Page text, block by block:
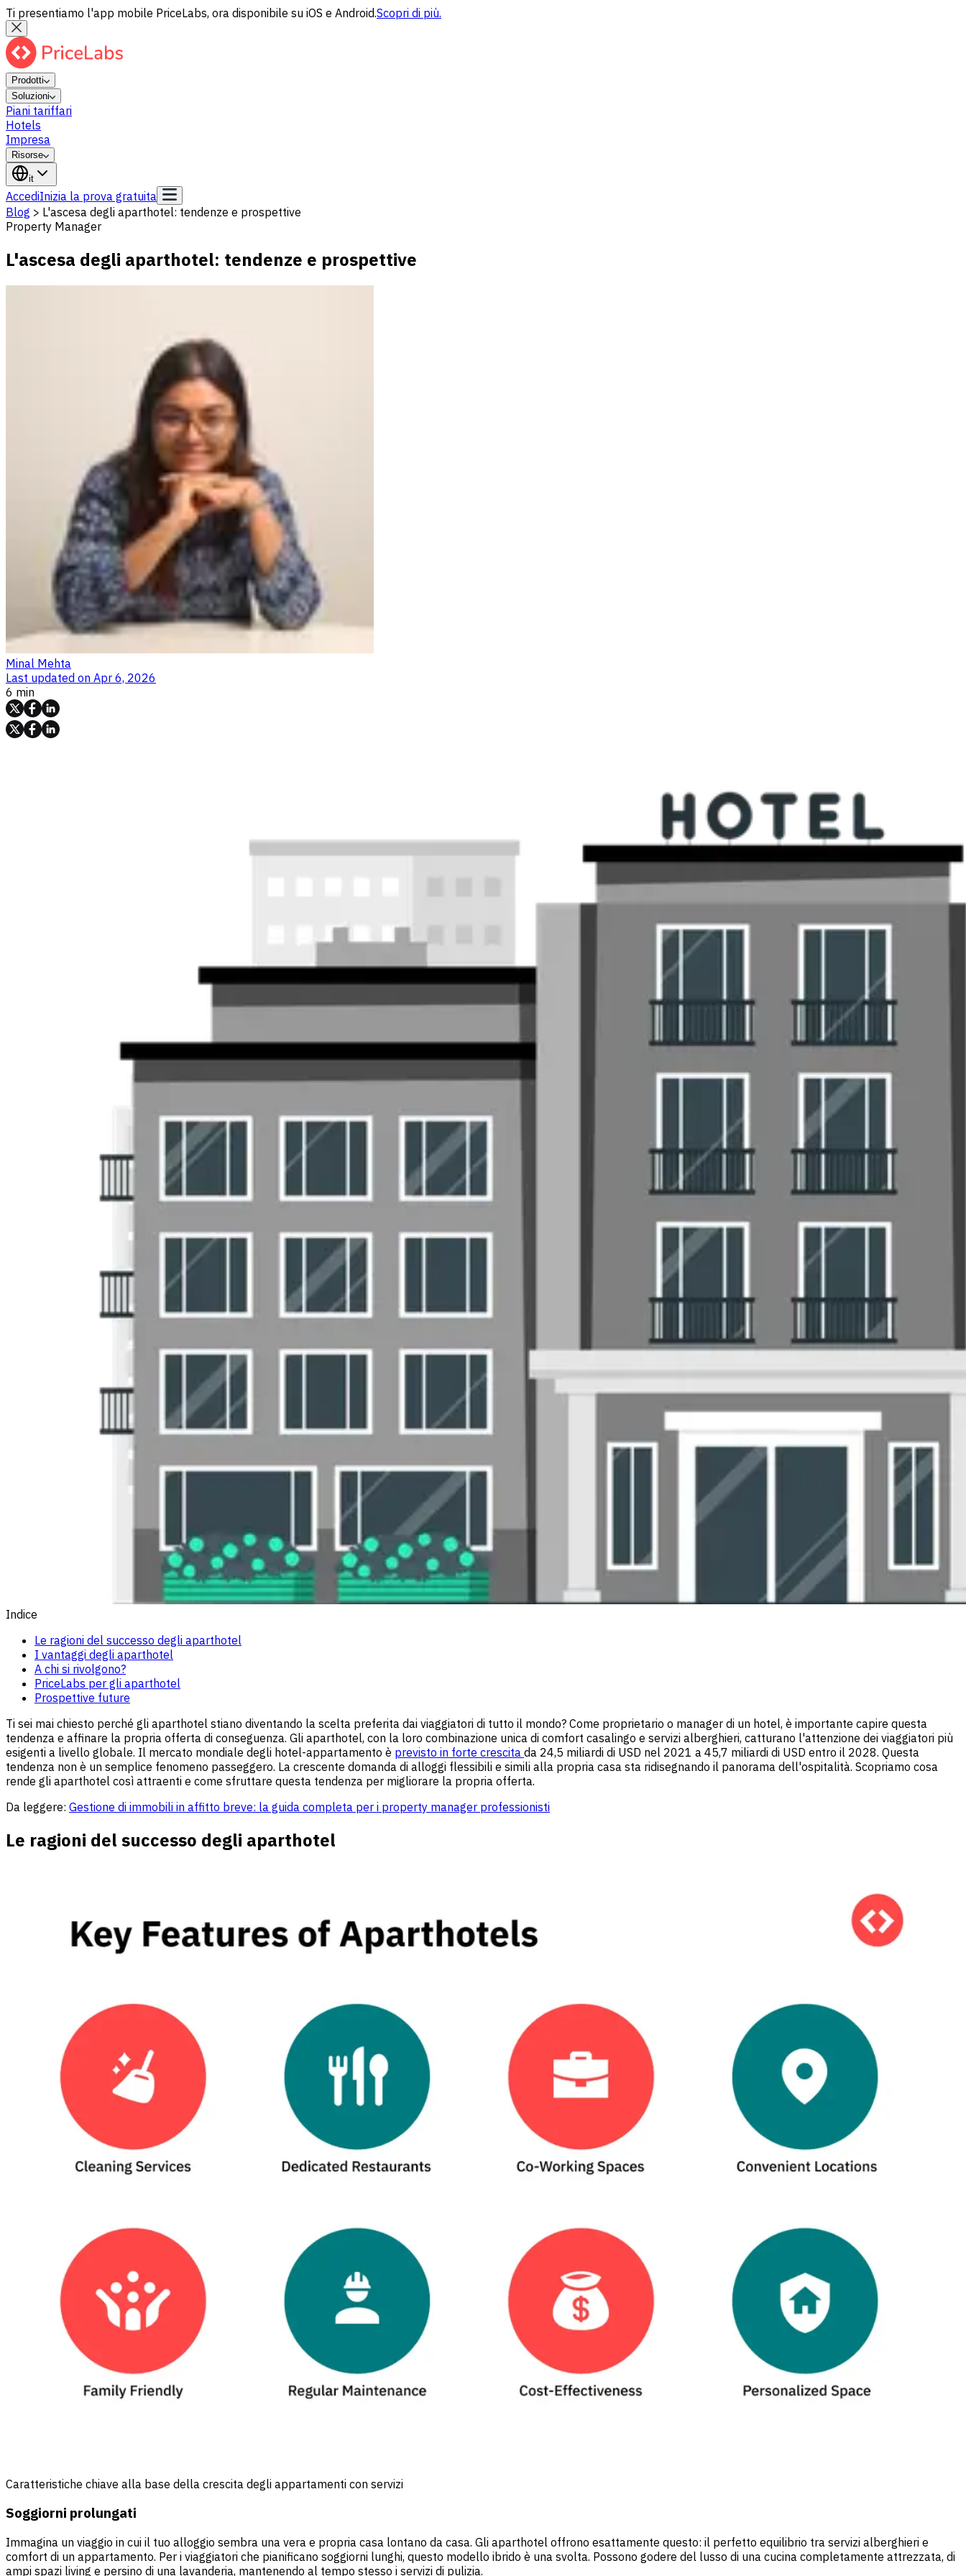
Ti presentiamo l'app mobile PriceLabs, ora disponibile su iOS e Android.Scopri di più.
Prodotti
Soluzioni
Piani tariffari
Hotels
Impresa
Risorse
it
AccediInizia la prova gratuita
Blog > L'ascesa degli aparthotel: tendenze e prospettive
Property Manager
L'ascesa degli aparthotel: tendenze e prospettive
Minal Mehta
Last updated on Apr 6, 2026
6 min
Indice
Le ragioni del successo degli aparthotel
I vantaggi degli aparthotel
A chi si rivolgono?
PriceLabs per gli aparthotel
Prospettive future
Ti sei mai chiesto perché gli aparthotel stiano diventando la scelta preferita dai viaggiatori di tutto il mondo? Come proprietario o manager di un hotel, è importante capire questa
tendenza e affinare la propria offerta di conseguenza. Gli aparthotel, con la loro combinazione unica di comfort casalingo e servizi alberghieri, catturano l'attenzione dei viaggiatori più
esigenti a livello globale. Il mercato mondiale degli hotel-appartamento è previsto in forte crescita da 24,5 miliardi di USD nel 2021 a 45,7 miliardi di USD entro il 2028. Questa
tendenza non è un semplice fenomeno passeggero. La crescente domanda di alloggi flessibili e simili alla propria casa sta ridisegnando il panorama dell'ospitalità. Scopriamo cosa
rende gli aparthotel così attraenti e come sfruttare questa tendenza per migliorare la propria offerta.
Da leggere: Gestione di immobili in affitto breve: la guida completa per i property manager professionisti
Le ragioni del successo degli aparthotel
Caratteristiche chiave alla base della crescita degli appartamenti con servizi
Soggiorni prolungati
Immagina un viaggio in cui il tuo alloggio sembra una vera e propria casa lontano da casa. Gli aparthotel offrono esattamente questo: il perfetto equilibrio tra servizi alberghieri e
comfort di un appartamento. Per i viaggiatori che pianificano soggiorni lunghi, questo modello ibrido è una svolta. Possono godere del lusso di una cucina completamente attrezzata, di
ampi spazi living e persino di una lavanderia, mantenendo al tempo stesso i servizi di pulizia.